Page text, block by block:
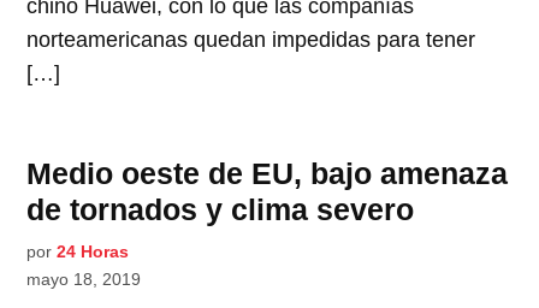
chino Huawei, con lo que las compañías
norteamericanas quedan impedidas para tener
[…]
Medio oeste de EU, bajo amenaza
de tornados y clima severo
por 24 Horas
mayo 18, 2019